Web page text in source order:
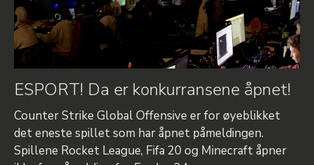
ESPORT! Da er konkurransene åpnet!
Counter Strike Global Offensive er for øyeblikket
det eneste spillet som har åpnet påmeldingen.
Spillene Rocket League, Fifa 20 og Minecraft åpner